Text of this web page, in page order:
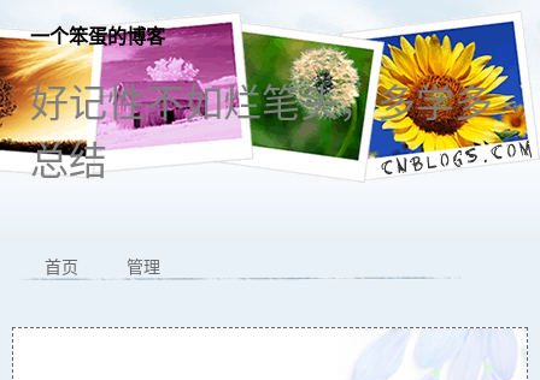
一个笨蛋的博客
好记性不如烂笔头，多学多
总结
首页 管理